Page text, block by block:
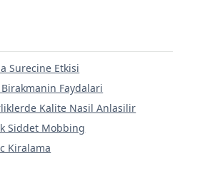
Surecine Etkisi
Faydalari
Kalite Nasil Anlasilir
Siddet Mobbing
Kiralama